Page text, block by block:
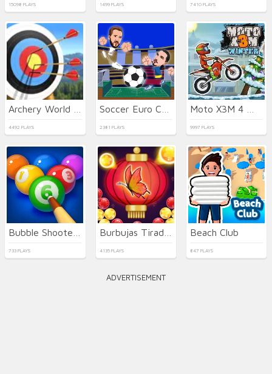
15098 PLAYS 1499 PLAYS 7410 PLAYS
4492 PLAYS 2381 PLAYS 9997 PLAYS
733 PLAYS 4135 PLAYS
Beach Club
847 PLAYS
ADVERTISEMENT